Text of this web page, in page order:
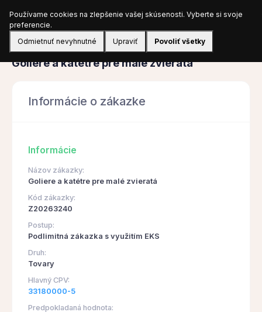
Prihlásiť sa
Obstarávanie
Goliere a katétre pre malé zvieratá
Informácie o zákazke
Informácie
Názov zákazky:
Goliere a katétre pre malé zvieratá
Kód zákazky:
Z20263240
Postup:
Podlimitná zákazka s využitím EKS
Druh:
Tovary
Hlavný CPV:
33180000-5
Predpokladaná hodnota:
Používame cookies na zlepšenie vašej skúsenosti. Vyberte si svoje
preferencie.
Odmietnuť nevyhnutné
Upraviť Povoliť všetky